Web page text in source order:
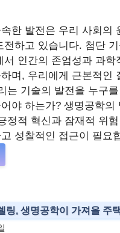
한 발전은 우리 사회의
전하고 있습니다. 첨단
서 인간의 존엄성과 과학
며, 우리에게 근본적인
는 기술의 발전을 누구
야 하는가? 생명공학의
정적 혁신과 잠재적 위
성찰적인 접근이 필요
링, 생명공학이 가져올 주